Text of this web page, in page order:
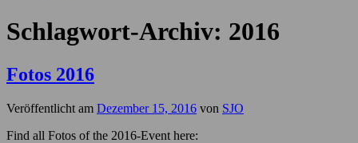
Schlagwort-Archiv: 2016
Fotos 2016
Veröffentlicht am Dezember 15, 2016 von SJO
Find all Fotos of the 2016-Event here: